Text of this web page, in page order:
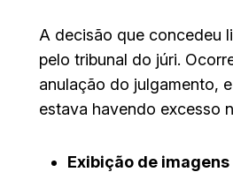
A decisão que concedeu
pelo tribunal do júri.
anulação do julgamento,
estava havendo excesso
Exibição de imagens